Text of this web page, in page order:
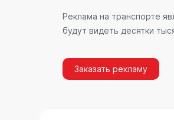
Реклама на транспорте
будут видеть десятки
Заказать рекламу